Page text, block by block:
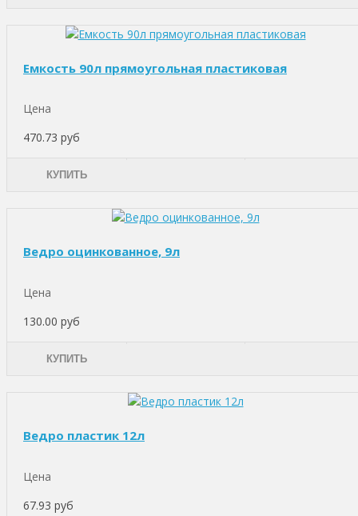
Емкость 90л прямоугольная пластиковая
Цена
470.73 руб
КУПИТЬ
Ведро оцинкованное, 9л
Цена
130.00 руб
КУПИТЬ
Ведро пластик 12л
Цена
67.93 руб